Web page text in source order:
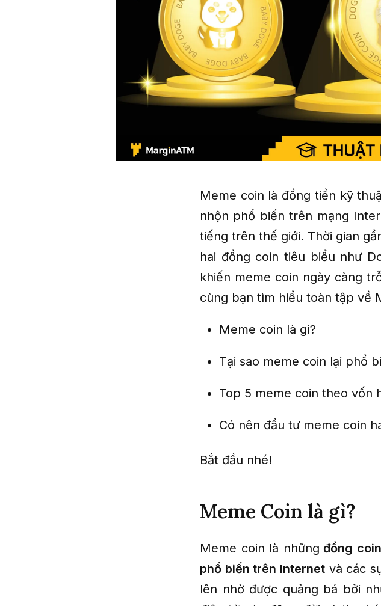
Meme coin là đồng tiền kỹ
nhộn phổ biến trên mạng
tiếng trên thế giới. Thời gian
hai đồng coin tiêu biểu như
khiến meme coin ngày càng
cùng bạn tìm hiểu toàn tập về
Meme coin là gì?
Tại sao meme coin lại phổ
Top 5 meme coin theo vốn
Có nên đầu tư meme coin
Bắt đầu nhé!
Meme Coin là gì?
Meme coin là những đồng coin
phổ biến trên Internet và các
lên nhờ được quảng bá bởi